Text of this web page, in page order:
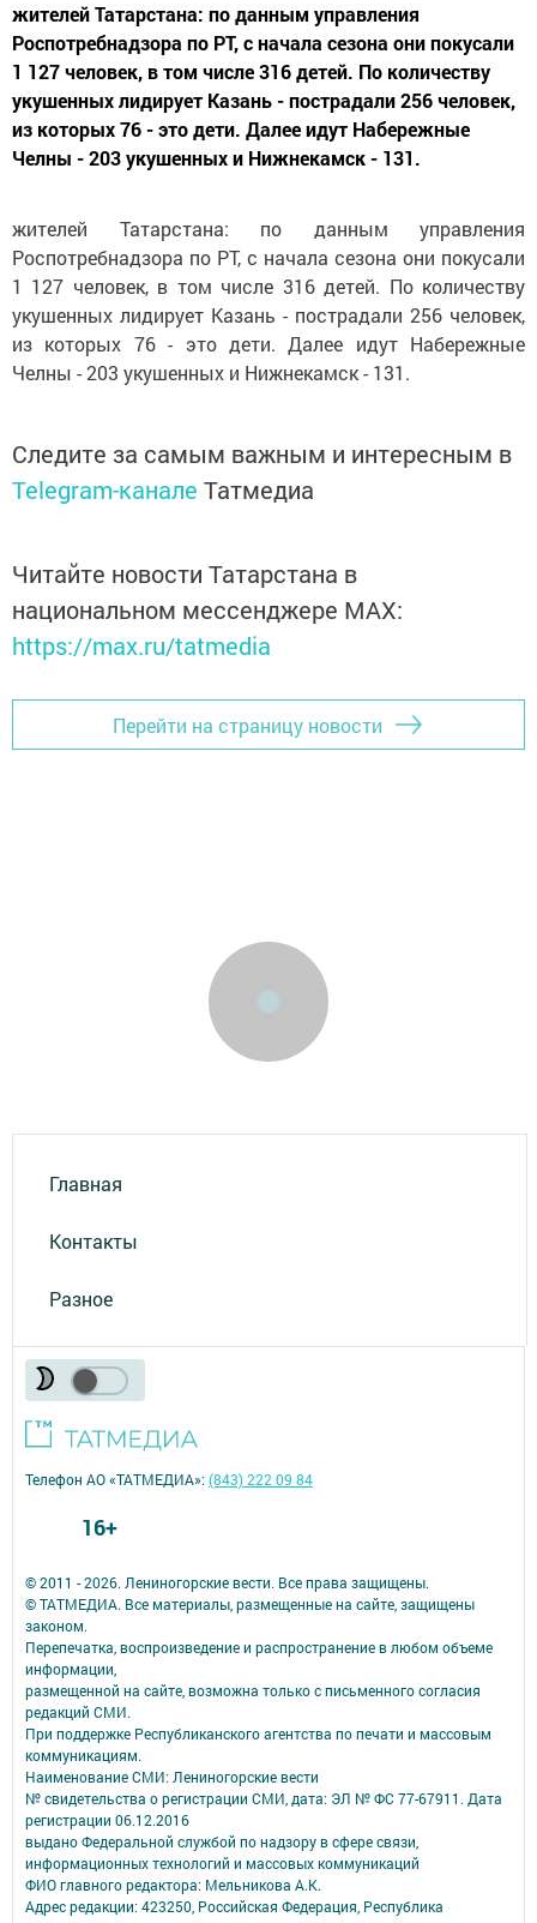
жителей Татарстана: по данным управления
Роспотребнадзора по РТ, с начала сезона они покусали
1 127 человек, в том числе 316 детей. По количеству
укушенных лидирует Казань - пострадали 256 человек,
из которых 76 - это дети. Далее идут Набережные
Челны - 203 укушенных и Нижнекамск - 131.
жителей Татарстана: по данным управления
Роспотребнадзора по РТ, с начала сезона они покусали
1 127 человек, в том числе 316 детей. По количеству
укушенных лидирует Казань - пострадали 256 человек,
из которых 76 - это дети. Далее идут Набережные
Челны - 203 укушенных и Нижнекамск - 131.
Следите за самым важным и интересным в
Telegram-канале Татмедиа
Читайте новости Татарстана в
национальном мессенджере MАХ:
https://max.ru/tatmedia
Перейти на страницу новости
Главная
Контакты
Разное
© 2011 - 2026. Лениногорские вести. Все права защищены.
© ТАТМЕДИА. Все материалы, размещенные на сайте, защищены
законом.
Перепечатка, воспроизведение и распространение в любом объеме
информации,
размещенной на сайте, возможна только с письменного согласия
редакций СМИ.
При поддержке Республиканского агентства по печати и массовым
коммуникациям.
Наименование СМИ: Лениногорские вести
№ свидетельства о регистрации СМИ, дата: ЭЛ № ФС 77-67911. Дата
регистрации 06.12.2016
выдано Федеральной службой по надзору в сфере связи,
информационных технологий и массовых коммуникаций
ФИО главного редактора: Мельникова А.К.
Адрес редакции: 423250, Российская Федерация, Республика
Телефон АО «ТАТМЕДИА»:(843) 222 09 84
16+